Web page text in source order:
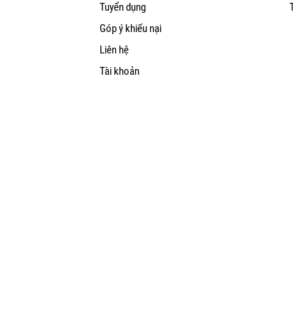
Tuyển dụng
Góp ý khiếu nại
Liên hệ
Tài khoản